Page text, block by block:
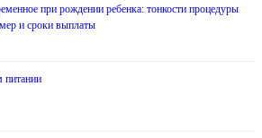
при рождении ребенка: тонкости процедуры
и сроки выплаты
питании